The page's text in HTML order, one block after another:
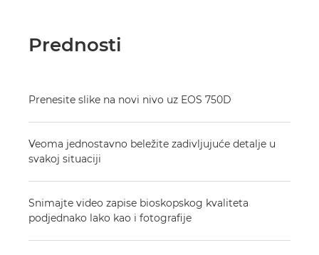
Prednosti
Prenesite slike na novi nivo uz EOS 750D
Veoma jednostavno beležite zadivljujuće detalje u
svakoj situaciji
Snimajte video zapise bioskopskog kvaliteta
podjednako lako kao i fotografije